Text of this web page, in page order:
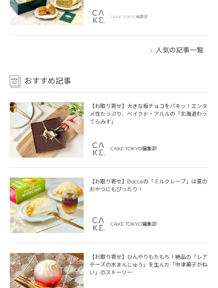
CAKE.TOKYO編集部
人気の記事一覧
おすすめ記事
【お取り寄せ】大きな板チョコをパキッ！エンタ
メ性たっぷり、ベイクド・アルルの「北海道わっ
てらみす」
CAKE.TOKYO編集部
【お取り寄せ】Boccaの「ミルクレープ」は夏の
おやつにもぴったり！
CAKE.TOKYO編集部
【お取り寄せ】ひんやりもちもち！絶品の「レア
チーズの水まんじゅう」を生んだ「中津菓子かね
い」のストーリー